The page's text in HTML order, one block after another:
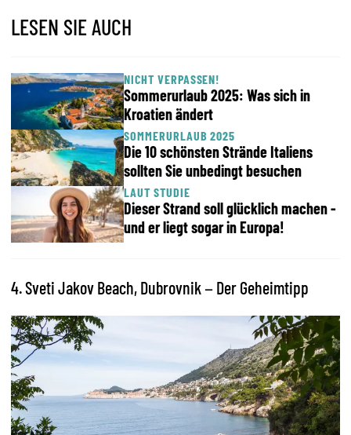
LESEN SIE AUCH
NICHT VERPASSEN!
Sommerurlaub 2025: Was sich in
Kroatien ändert
SOMMERURLAUB 2025
Die 10 schönsten Strände Italiens
sollten Sie unbedingt besuchen
LAUT STUDIE
Dieser Strand soll glücklich machen -
und er liegt sogar in Europa!
4. Sveti Jakov Beach, Dubrovnik – Der Geheimtipp